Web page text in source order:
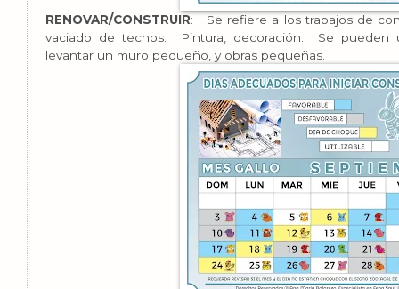
RENOVAR/CONSTRUIR: Se refiere a los trabajos de
vaciado de techos. Pintura, decoración. Se pueden
levantar un muro pequeño, y obras pequeñas.